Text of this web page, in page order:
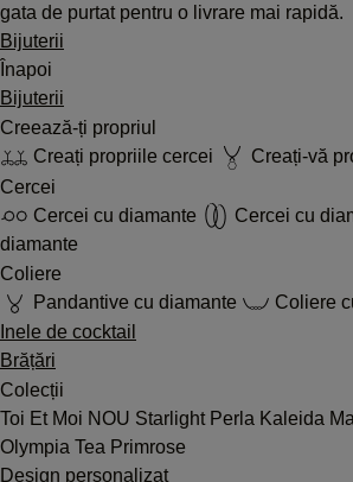
gata de purtat pentru o livrare mai rapidă.
Bijuterii
Înapoi
Bijuterii
Creează-ți propriul
Creați propriile cercei
Creați-vă
Cercei
Cercei cu diamante
Cercei cu
diamante
Coliere
Pandantive cu diamante
Coliere
Inele de cocktail
Brățări
Colecții
Toi Et Moi NOU Starlight Perla Kaleida
Olympia Tea Primrose
Design personalizat